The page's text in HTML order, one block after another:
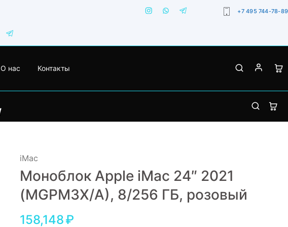
+7 495 744-78-89
О нас Контакты
iMac
Моноблок Apple iMac 24″ 2021
(MGPM3X/A), 8/256 ГБ, розовый
158,148₽